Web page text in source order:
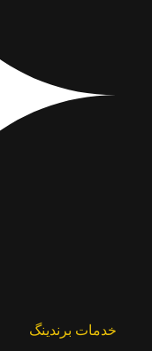
خدمات برندینگ